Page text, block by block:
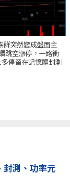
群突然變成盤面主
跳空漲停，一路衝
停留在記憶體封測
封測、功率元